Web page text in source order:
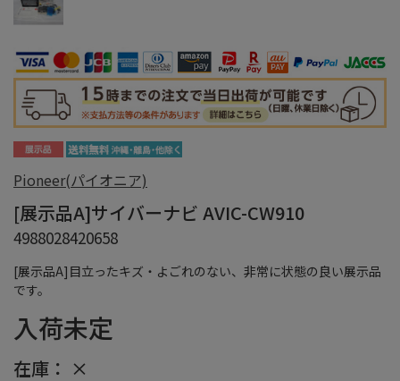
[展示品A]目立ったキズ・よごれのない、非常に状態の良い展示品
です。
Pioneer(パイオニア)
[展示品A]サイバーナビ AVIC-CW910
4988028420658
入荷未定
在庫： ×